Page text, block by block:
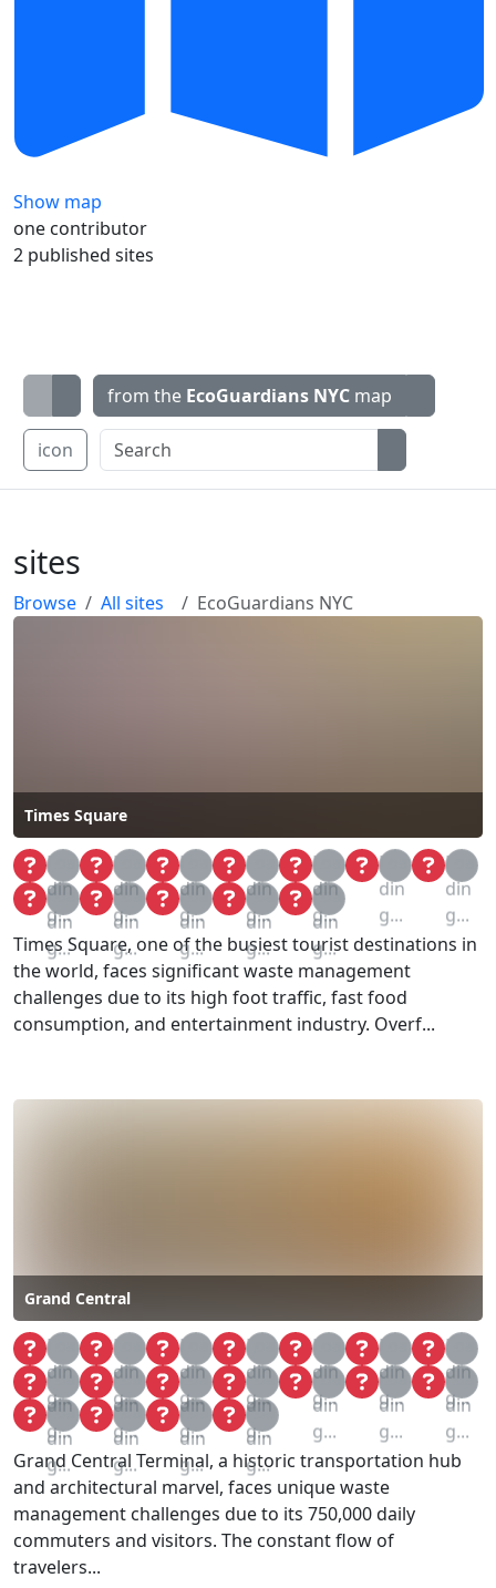
Show map
one contributor
2 published sites
from the EcoGuardians NYCmap
icon
sites
Browse All sites EcoGuardians NYC
Times Square
Loa
din
g...
Loa
din
g...
Loa
din
g...
Loa
din
g...
Loa
din
g...
Loa
din
g...
Loa
din
g...
Loa
din
g...
Loa
din
g...
Loa
din
g...
Loa
din
g...
Loa
din
g...
Times Square, one of the busiest tourist destinations in
the world, faces significant waste management
challenges due to its high foot traffic, fast food
consumption, and entertainment industry. Overf...
Grand Central
Loa
din
g...
Loa
din
g...
Loa
din
g...
Loa
din
g...
Loa
din
g...
Loa
din
g...
Loa
din
g...
Loa
din
g...
Loa
din
g...
Loa
din
g...
Loa
din
g...
Loa
din
g...
Loa
din
g...
Loa
din
g...
Loa
din
g...
Loa
din
g...
Loa
din
g...
Loa
din
g...
Grand Central Terminal, a historic transportation hub
and architectural marvel, faces unique waste
management challenges due to its 750,000 daily
commuters and visitors. The constant flow of
travelers...